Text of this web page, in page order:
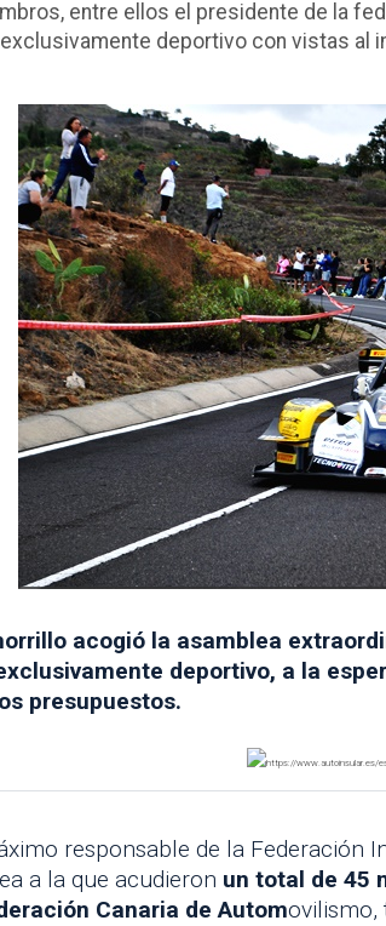
entre ellos el presidente de la
deportivo con vistas al
acogió la asamblea
deportivo, a la
presupuestos.
responsable de la Federación
a la que acudieron un total de 45
Canaria de Automovilismo,